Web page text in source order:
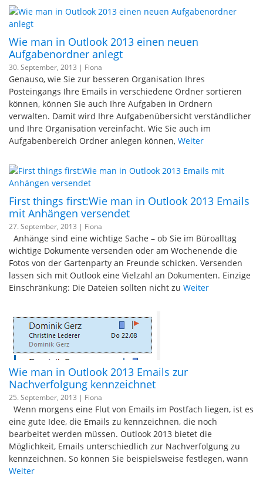
Wie man in Outlook 2013 einen neuen
Aufgabenordner anlegt
30. September, 2013 | Fiona
Genauso, wie Sie zur besseren Organisation Ihres
Posteingangs Ihre Emails in verschiedene Ordner sortieren
können, können Sie auch Ihre Aufgaben in Ordnern
verwalten. Damit wird Ihre Aufgabenübersicht verständlicher
und Ihre Organisation vereinfacht. Wie Sie auch im
Aufgabenbereich Ordner anlegen können, Weiter
First things first:Wie man in Outlook 2013 Emails
mit Anhängen versendet
27. September, 2013 | Fiona
Anhänge sind eine wichtige Sache – ob Sie im Büroalltag
wichtige Dokumente versenden oder am Wochenende die
Fotos von der Gartenparty an Freunde schicken. Versenden
lassen sich mit Outlook eine Vielzahl an Dokumenten. Einzige
Einschränkung: Die Dateien sollten nicht zu Weiter
Wie man in Outlook 2013 Emails zur
Nachverfolgung kennzeichnet
25. September, 2013 | Fiona
Wenn morgens eine Flut von Emails im Postfach liegen, ist es
eine gute Idee, die Emails zu kennzeichnen, die noch
bearbeitet werden müssen. Outlook 2013 bietet die
Möglichkeit, Emails unterschiedlich zur Nachverfolgung zu
kennzeichnen. So können Sie beispielsweise festlegen, wann
Weiter